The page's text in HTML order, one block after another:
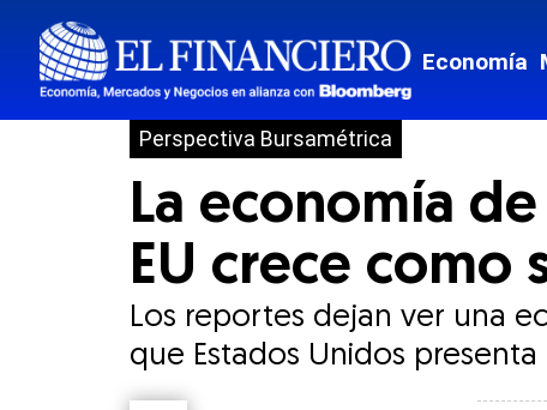
Economía
Perspectiva Bursamétrica
La economía
EU crece como
Los reportes dejan ver una
que Estados Unidos